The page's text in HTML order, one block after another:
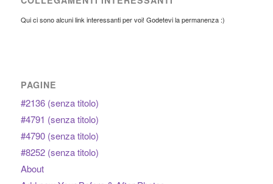
Qui ci sono alcuni link interessanti per voi! Godetevi la permanenza :)
PAGINE
#2136 (senza titolo)
#4791 (senza titolo)
#4790 (senza titolo)
#8252 (senza titolo)
About